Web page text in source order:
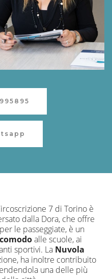
7 di Torino è
dalla Dora, che offre
le passeggiate, è un
alle scuole, ai
sportivi. La Nuvola
ha inoltre contribuito
una delle più